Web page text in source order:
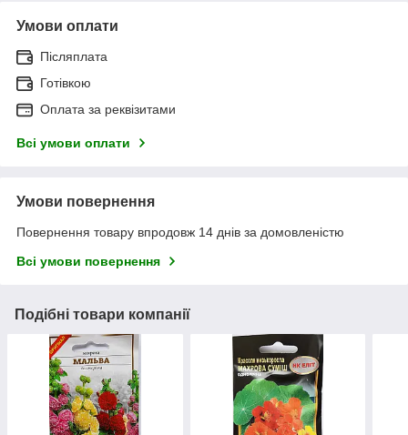
Умови оплати
Післяплата
Готівкою
Оплата за реквізитами
Всі умови оплати
Умови повернення
Повернення товару впродовж 14 днів за домовленістю
Всі умови повернення
Подібні товари компанії